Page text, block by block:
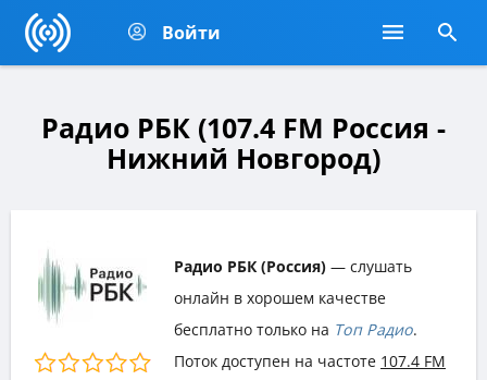
Войти
Радио РБК (107.4 FM Россия -
Нижний Новгород)
Радио РБК (Россия) — слушать
онлайн в хорошем качестве
бесплатно только на Топ Радио.
Поток доступен на частоте 107.4 FM